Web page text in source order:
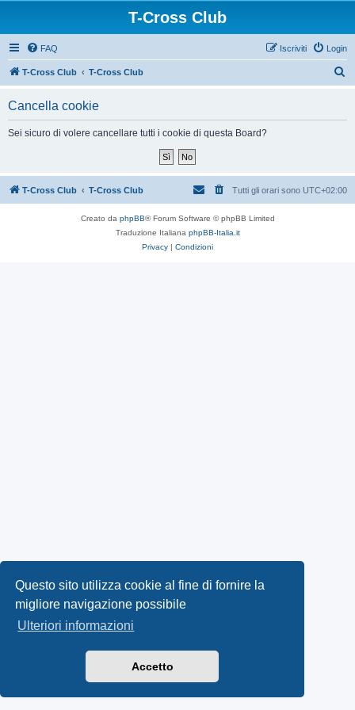
Questo sito utilizza cookie al fine di fornire la
migliore navigazione possibile
Ulteriori informazioni
Accetto
T-Cross Club
FAQ Login
Iscriviti
T-Cross Club T-Cross Club
Cancella cookie
Sei sicuro di volere cancellare tutti i cookie di questa Board?
T-Cross Club T-Cross Club Tutti gli orari sono UTC+02:00
Creato da phpBB® Forum Software © phpBB Limited
Traduzione Italiana phpBB-Italia.it
Privacy | Condizioni